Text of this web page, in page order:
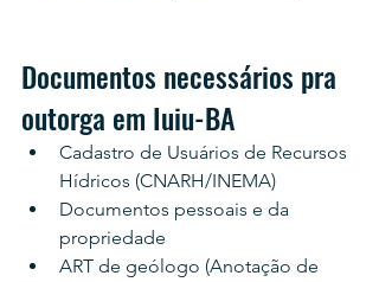
Documentos necessários pra
outorga em Iuiu-BA
Cadastro de Usuários de Recursos
Hídricos (CNARH/INEMA)
Documentos pessoais e da
propriedade
ART de geólogo (Anotação de